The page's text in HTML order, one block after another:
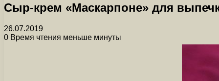
Сыр-крем «Маскарпоне» для
26.07.2019
0 Время чтения меньше минуты